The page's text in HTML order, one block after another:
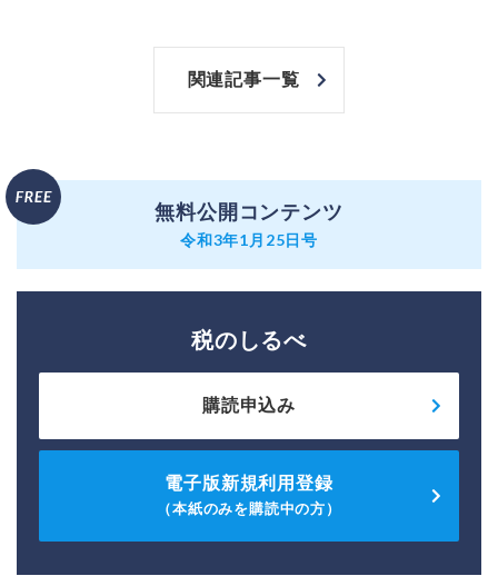
関連記事一覧
無料公開コンテンツ
令和3年1月25日号
税のしるべ
購読申込み
電子版新規利用登録
（本紙のみを購読中の方）